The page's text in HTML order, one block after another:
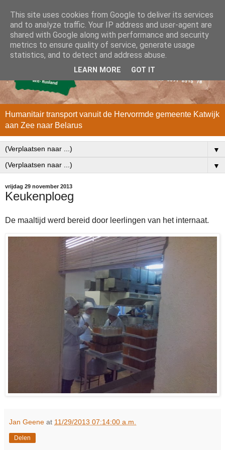
Humanitair transport vanuit de Hervormde gemeente Katwijk
aan Zee naar Belarus
▼
▼
vrijdag 29 november 2013
Keukenploeg
De maaltijd werd bereid door leerlingen van het internaat.
Jan Geene at 11/29/2013 07:14:00 a.m.
Delen
This site uses cookies from Google to deliver its services
and to analyze traffic. Your IP address and user-agent are
shared with Google along with performance and security
metrics to ensure quality of service, generate usage
statistics, and to detect and address abuse.
LEARN MORE GOT IT